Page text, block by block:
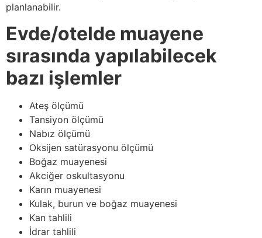
planlanabilir.
Evde/otelde muayene
sırasında yapılabilecek
bazı işlemler
Ateş ölçümü
Tansiyon ölçümü
Nabız ölçümü
Oksijen satürasyonu ölçümü
Boğaz muayenesi
Akciğer oskultasyonu
Karın muayenesi
Kulak, burun ve boğaz muayenesi
Kan tahlili
İdrar tahlili